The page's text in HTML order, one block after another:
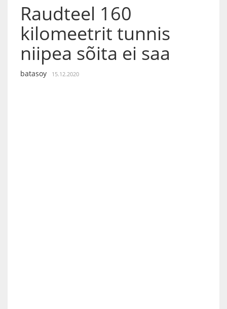
Raudteel 160
kilomeetrit tunnis
niipea sõita ei saa
batasoy 15.12.2020